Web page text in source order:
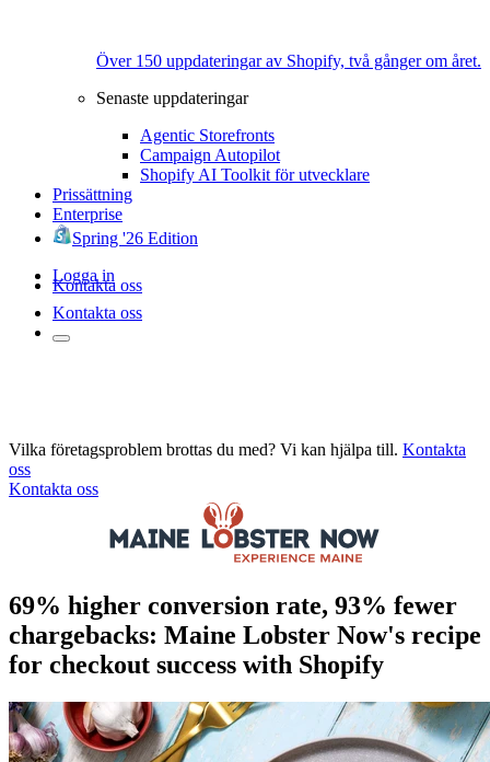
Över 150 uppdateringar av Shopify, två gånger om året.
Senaste uppdateringar
Agentic Storefronts
Campaign Autopilot
Shopify AI Toolkit för utvecklare
Prissättning
Enterprise
Spring '26 Edition
Logga in
Kontakta oss
Kontakta oss
Vilka företagsproblem brottas du med? Vi kan hjälpa till. Kontakta
oss
Kontakta oss
69% higher conversion rate, 93% fewer
chargebacks: Maine Lobster Now's recipe
for checkout success with Shopify